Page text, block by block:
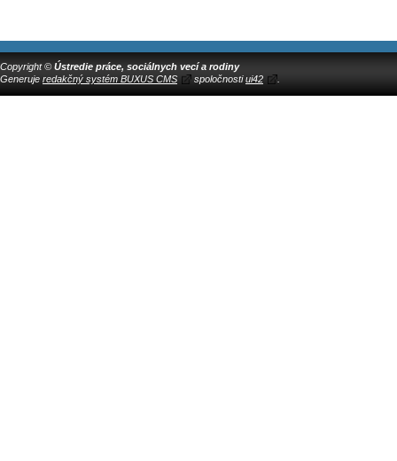
Copyright © Ústredie práce, sociálnych vecí a rodiny
Generuje redakčný systém BUXUS CMS spoločnostiui42